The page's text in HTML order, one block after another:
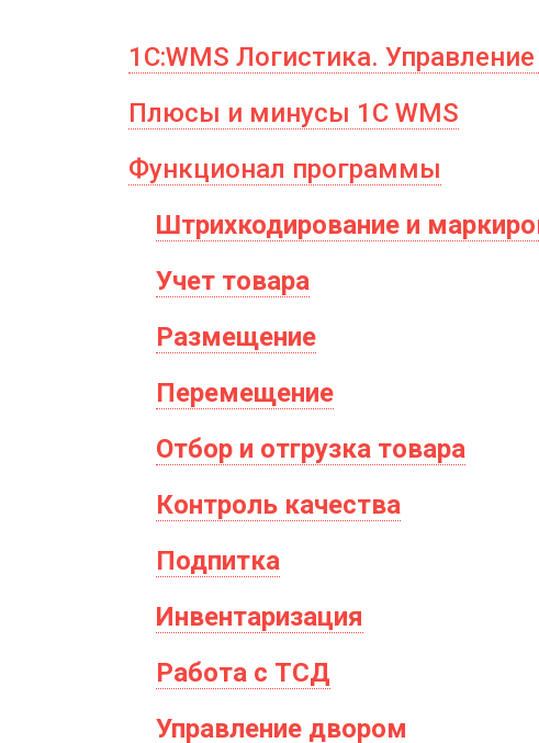
1С:WMS Логистика.
Плюсы и минусы 1C WMS
Функционал программы
Штрихкодирование и
Учет товара
Размещение
Перемещение
Отбор и отгрузка товара
Контроль качества
Подпитка
Инвентаризация
Работа с ТСД
Управление двором